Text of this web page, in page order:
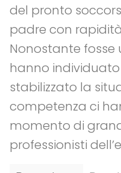
del pronto
padre con
Nonostante
hanno
stabilizzato la
competenza ci
momento di
professionisti